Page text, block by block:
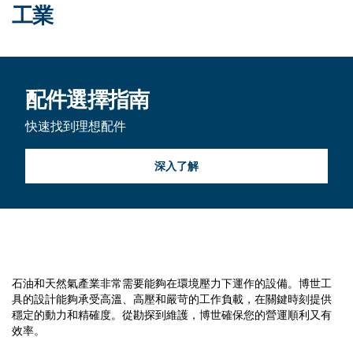
工業
配件選擇指南
快速找到理想配件
深入了解
石油和天然氣產業非常需要能夠在環境壓力下運作的設備。博世工
具的設計能夠承受高溫、高壓和嚴苛的工作負載，在關鍵時刻提供
穩定的動力和精確度。從勘探到維護，博世確保您的營運順利又有
效率。